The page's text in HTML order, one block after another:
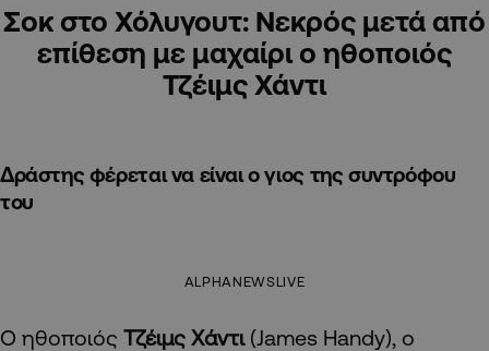
Σοκ στο Χόλυγουτ: Νεκρός μετά από
επίθεση με μαχαίρι ο ηθοποιός
Τζέιμς Χάντι
Δράστης φέρεται να είναι ο γιος της συντρόφου
του
ALPHANEWSLIVE
Ο ηθοποιός Τζέιμς Χάντι(James Handy), ο